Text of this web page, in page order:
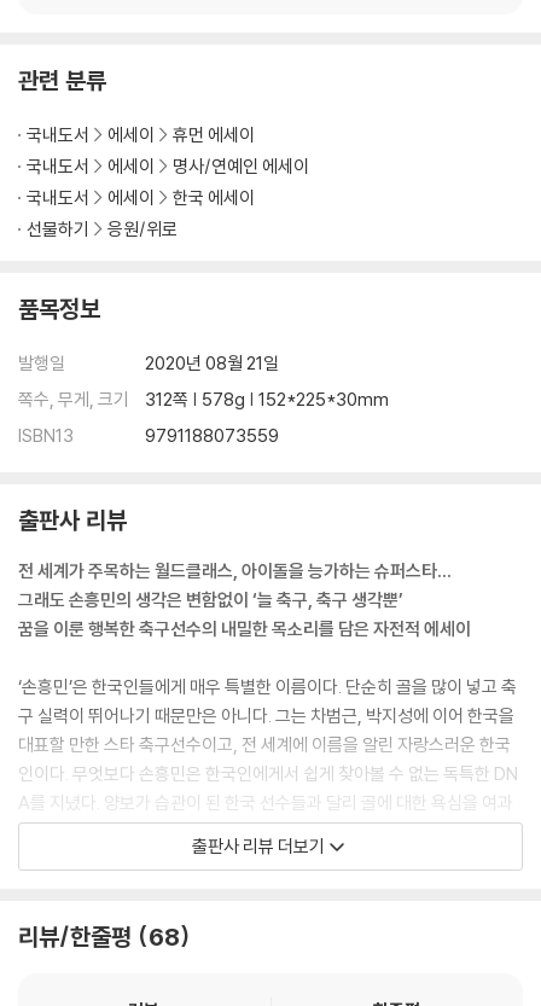
에필로그
관련 분류
국내도서 에세이
휴먼 에세이
국내도서
에세이
명사/연예인 에세이
국내도서
에세이
한국 에세이
선물하기
응원/위로
품목정보
발행일
2020년 08월 21일
쪽수, 무게, 크기
312쪽 | 578g | 152*225*30mm
ISBN13
9791188073559
출판사 리뷰
전 세계가 주목하는 월드클래스, 아이돌을 능가하는 슈퍼스타…
그래도 손흥민의 생각은 변함없이 ‘늘 축구, 축구 생각뿐’
꿈을 이룬 행복한 축구선수의 내밀한 목소리를 담은 자전적 에세이
‘손흥민’은 한국인들에게 매우 특별한 이름이다. 단순히 골을 많이 넣고 축
구 실력이 뛰어나기 때문만은 아니다. 그는 차범근, 박지성에 이어 한국을
대표할 만한 스타 축구선수이고, 전 세계에 이름을 알린 자랑스러운 한국
인이다. 무엇보다 손흥민은 한국인에게서 쉽게 찾아볼 수 없는 독특한 DN
A를 지녔다. 양보가 습관이 된 한국 선수들과 달리 골에 대한 욕심을 여과
없이 드러내며, 자기 감정을 표현하는 데도 거침이 없다. 어떤 문화권의 선
수와도 쉽게 친해지고 라커룸의 분위기를 끌어 올리며, 큰 경기에서도 긴
그런 손흥민의 ‘특별함’은 어디에서 기인할까? 우선 축구선수 출신인 아버
출판사 리뷰 더보기
리뷰/한줄평 68